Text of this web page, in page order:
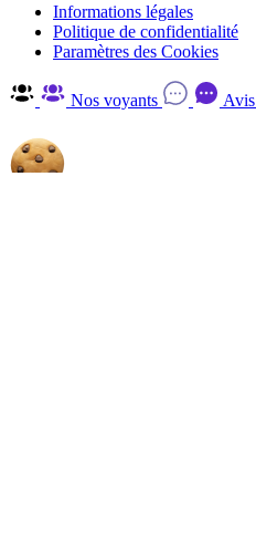
Informations légales
Politique de confidentialité
Paramètres des Cookies
Nos voyants Avis